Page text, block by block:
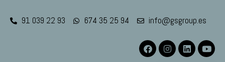
91 039 22 93 674 35 25 94 info@gsgroup.es